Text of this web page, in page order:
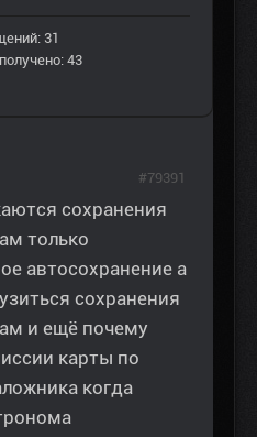
31
43
сохранения
только
автосохранение а
сохранения
и ещё почему
карты по
когда
#79391